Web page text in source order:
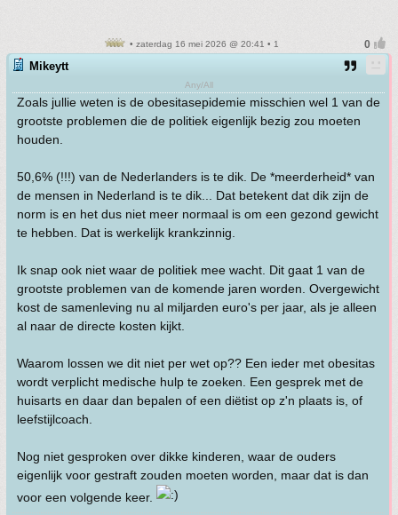
• zaterdag 16 mei 2026 @ 20:41 • 1
Mikeytt
Any/All
Zoals jullie weten is de obesitasepidemie misschien wel 1 van de
grootste problemen die de politiek eigenlijk bezig zou moeten
houden.
50,6% (!!!) van de Nederlanders is te dik. De *meerderheid* van
de mensen in Nederland is te dik... Dat betekent dat dik zijn de
norm is en het dus niet meer normaal is om een gezond gewicht
te hebben. Dat is werkelijk krankzinnig.
Ik snap ook niet waar de politiek mee wacht. Dit gaat 1 van de
grootste problemen van de komende jaren worden. Overgewicht
kost de samenleving nu al miljarden euro's per jaar, als je alleen
al naar de directe kosten kijkt.
Waarom lossen we dit niet per wet op?? Een ieder met obesitas
wordt verplicht medische hulp te zoeken. Een gesprek met de
huisarts en daar dan bepalen of een diëtist op z'n plaats is, of
leefstijlcoach.
Nog niet gesproken over dikke kinderen, waar de ouders
eigenlijk voor gestraft zouden moeten worden, maar dat is dan
voor een volgende keer.